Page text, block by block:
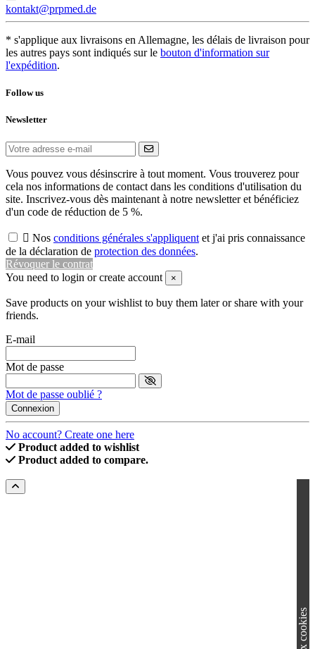
kontakt@prpmed.de
* s'applique aux livraisons en Allemagne, les délais de livraison pour
les autres pays sont indiqués sur le bouton d'information sur
l'expédition.
Follow us
Newsletter
Vous pouvez vous désinscrire à tout moment. Vous trouverez pour
cela nos informations de contact dans les conditions d'utilisation du
site. Inscrivez-vous dès maintenant à notre newsletter et bénéficiez
d'un code de réduction de 5 %.
 Nos conditions générales s'appliquent et j'ai pris connaissance
de la déclaration de protection des données.
Révoquer le contrat
You need to login or create account
×
Save products on your wishlist to buy them later or share with your
friends.
E-mail
Mot de passe
Mot de passe oublié ?
Connexion
No account? Create one here
Product added to wishlist
Product added to compare.